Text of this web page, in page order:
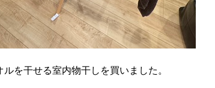
を干せる室内物干しを買いました。